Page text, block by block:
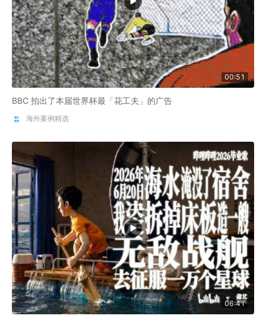
00:51
BBC 拍出了本届世界杯最「花工夫」的广告
海外案例精选
06:41